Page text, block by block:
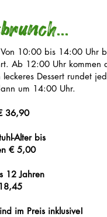
10:00 bis 14:00 Uhr
Ab 12:00 Uhr kommen
Dessert rundet
um 14:00 Uhr.
36,90
Alter bis
€ 5,00
12 Jahren
im Preis inklusive!